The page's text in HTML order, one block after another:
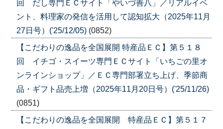
回 だし専門ＥＣサイト「やいづ善八」／リアルイベ
ント、料理家の発信を活用して認知拡大（2025年11月
27日号）('25/12/05) (0852)
【こだわりの逸品を全国展開 特産品ＥＣ】第５１８
回 イチゴ・スイーツ専門ＥＣサイト「いちごの里オ
ンラインショップ」／ＥＣ専門部署立ち上げ、季節商
品・ギフト品売上増（2025年11月20日号）('25/11/26)
(0851)
【こだわりの逸品を全国展開 特産品ＥＣ】第５１７